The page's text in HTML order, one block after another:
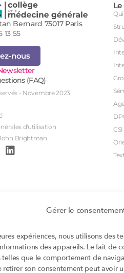
Gérer le
expériences, nous utilisons des
des appareils. Le fait de
que le comportement de
retirer son consentement peut avoir
Bernard 75017 Paris
13 55
nous
(FAQ)
- Novembre 2023
d'utilisation
Brightman
Le
CSI